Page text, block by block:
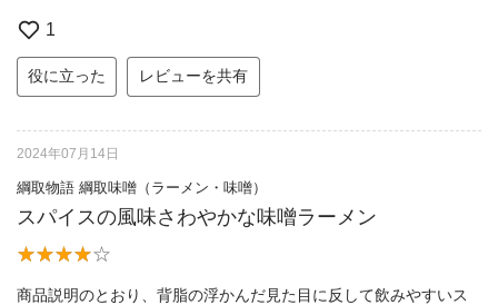
1
役に立った レビューを共有
2024年07月14日
綱取物語 綱取味噌（ラーメン・味噌）
スパイスの風味さわやかな味噌ラーメン
商品説明のとおり、背脂の浮かんだ見た目に反して飲みやすいス